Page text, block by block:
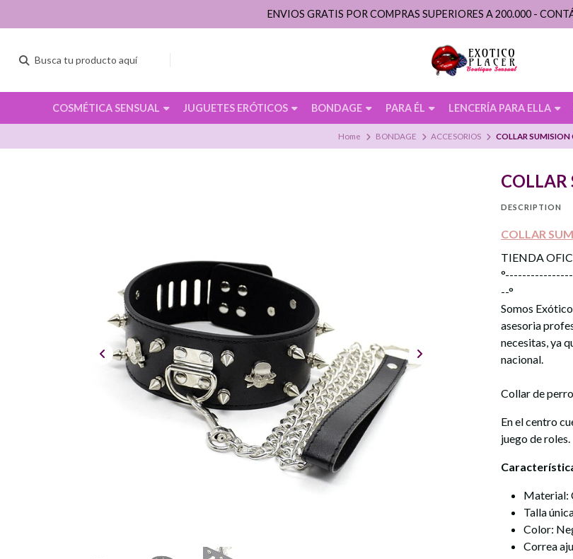
COSMÉTICA SENSUAL JUGUETES ERÓTICOS BONDAGE PARA ÉL LENCERÍA PARA ELLA
ENVIOS GRATIS POR COMPRAS SUPERIORES A 200.000 -
Home BONDAGE ACCESORIOS COLLAR SUMISION
COLLAR
DESCRIPTION
COLLAR
TIENDA
--°
Somos
asesoria
necesitas, ya
nacional.
Collar de
En el centro
juego de roles.
Material:
Talla
Color:
Correa